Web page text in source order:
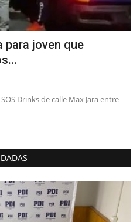
para joven que
Drinks de calle Max Jara entre